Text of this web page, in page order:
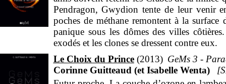
Pendragon, Gwydion tente de leur venir
poches de méthane remontent à la
panique sous les dômes des villes
exodés et les clones se dressent contre eux.
Le Choix du Prince 2013
GeMs 3 -
Corinne Guitteaud (et Isabelle Wenta)